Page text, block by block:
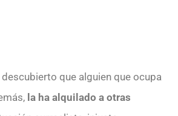
descubierto que alguien que ocupa
la ha alquilado a otras